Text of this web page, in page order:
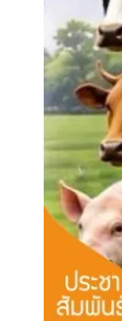
ข่าว (News) ข่าวป
(Animal News)
สภาการสั
22 กรกฎา
สภาการสัตวบาล